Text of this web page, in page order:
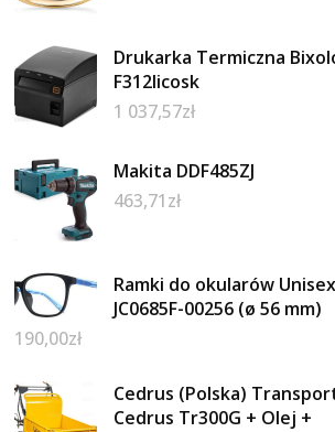
Drukarka Termiczna
F312Iicosk
1 037,57zł
Makita DDF485ZJ
463,71zł
Ramki do okularów
JC0685F-00256 (ø 56 mm)
190,00zł
Cedrus (Polska)
Cedrus Tr300G + Olej +